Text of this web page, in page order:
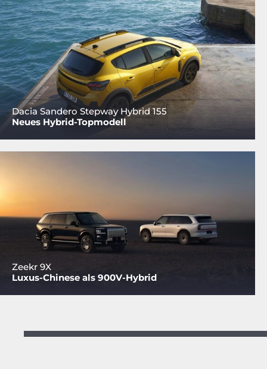
Dacia Sandero Stepway Hybrid 155
Neues Hybrid-Topmodell
Zeekr 9X
Luxus-Chinese als 900V-Hybrid